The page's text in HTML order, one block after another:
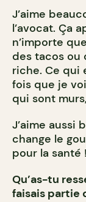
J’aime
l’avocat. Ça
n’importe
des tacos ou
riche. Ce qui
fois que je
qui sont
J’aime aussi
change le
pour la santé !
Qu’as-tu
faisais partie